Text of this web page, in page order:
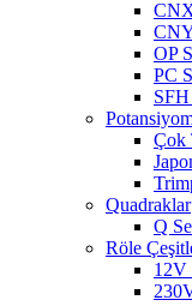
OP
PC
Çok
Quadraklar
Q
Röle
12V